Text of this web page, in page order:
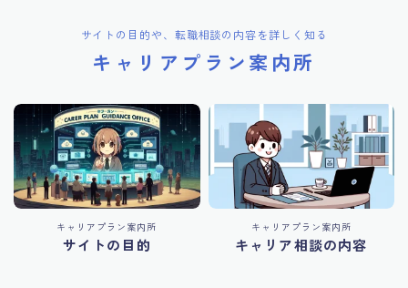
サイトの目的や、転職相談の内容を詳しく知る
キャリアプラン案内所
キャリアプラン案内所
サイトの目的
キャリアプラン案内所
キャリア相談の内容